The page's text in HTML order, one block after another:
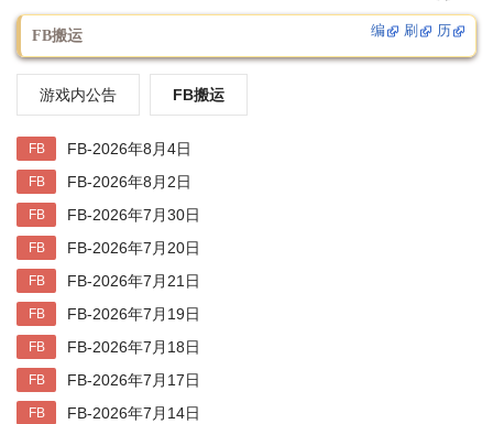
导
搜
编 刷 历
FB搬运
游戏内公告 FB搬运
FB FB-2026年8月4日
FB FB-2026年8月2日
FB FB-2026年7月30日
FB FB-2026年7月20日
FB FB-2026年7月21日
FB FB-2026年7月19日
FB FB-2026年7月18日
FB FB-2026年7月17日
FB FB-2026年7月14日